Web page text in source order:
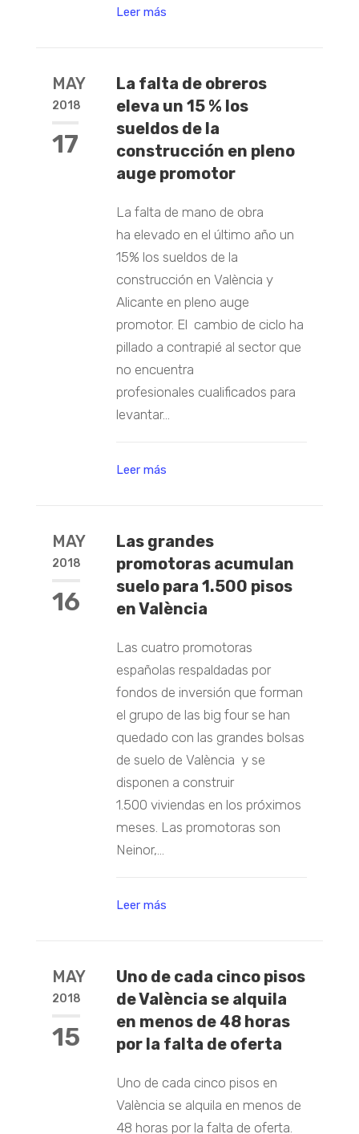
Leer más
MAY
2018
17
La falta de obreros
eleva un 15 % los
sueldos de la
construcción en pleno
auge promotor
La falta de mano de obra
ha elevado en el último año un
15% los sueldos de la
construcción en València y
Alicante en pleno auge
promotor. El cambio de ciclo ha
pillado a contrapié al sector que
no encuentra
profesionales cualificados para
levantar...
Leer más
MAY
2018
16
Las grandes
promotoras acumulan
suelo para 1.500 pisos
en València
Las cuatro promotoras
españolas respaldadas por
fondos de inversión que forman
el grupo de las big four se han
quedado con las grandes bolsas
de suelo de València y se
disponen a construir
1.500 viviendas en los próximos
meses. Las promotoras son
Neinor,...
Leer más
MAY
2018
15
Uno de cada cinco pisos
de València se alquila
en menos de 48 horas
por la falta de oferta
Uno de cada cinco pisos en
València se alquila en menos de
48 horas por la falta de oferta.